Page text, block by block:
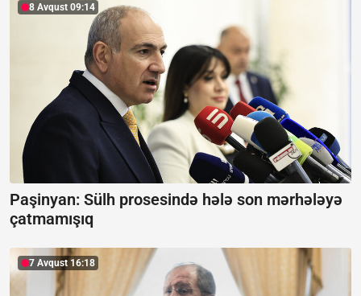
8 Avqust 09:14
Paşinyan: Sülh prosesində hələ son mərhələyə
çatmamışıq
7 Avqust 16:18